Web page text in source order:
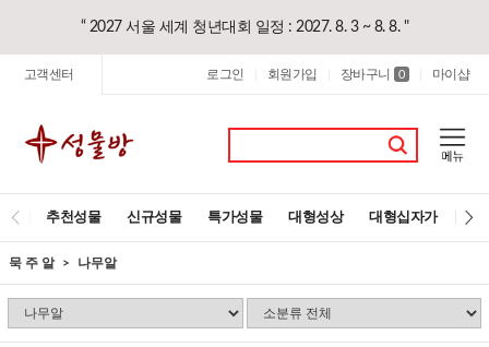
“ 2027 서울 세계 청년대회 일정 : 2027. 8. 3 ~ 8. 8. "
고객센터 로그인 회원가입 장바구니 0 마이샵
추천성물 신규성물 특가성물 대형성상 대형십자가 레
묵 주 알 나무알